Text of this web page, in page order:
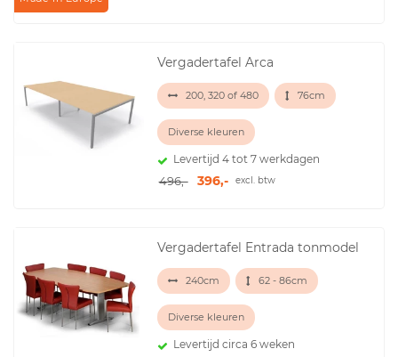
Vergadertafel Arca
200, 320 of 480 76cm
Diverse kleuren
Levertijd 4 tot 7 werkdagen
496,- 396,- excl. btw
Vergadertafel Entrada tonmodel
240cm 62 - 86cm
Diverse kleuren
Levertijd circa 6 weken